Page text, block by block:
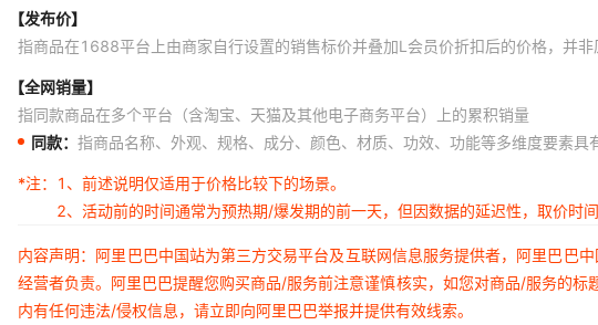
【发布价】
指商品在1688平台上由商家自行设置的销售标价并叠加L会员价折扣后的价格，并非
【全网销量】
指同款商品在多个平台（含淘宝、天猫及其他电子商务平台）上的累积销量
同款： 指商品名称、外观、规格、成分、颜色、材质、功效、功能等多维度要素
*注：
1、前述说明仅适用于价格比较下的场景。
2、活动前的时间通常为预热期/爆发期的前一天，但因数据的延迟性，取价时
内容声明：阿里巴巴中国站为第三方交易平台及互联网信息服务提供者，阿里巴巴
经营者负责。阿里巴巴提醒您购买商品/服务前注意谨慎核实，如您对商品/服务的
内有任何违法/侵权信息，请立即向阿里巴巴举报并提供有效线索。